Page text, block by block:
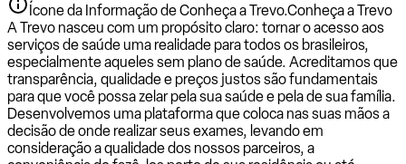
Ícone da Informação de Conheça a Trevo.Conheça a Trevo
A Trevo nasceu com um propósito claro: tornar o acesso aos
serviços de saúde uma realidade para todos os brasileiros,
especialmente aqueles sem plano de saúde. Acreditamos que
transparência, qualidade e preços justos são fundamentais
para que você possa zelar pela sua saúde e pela de sua família.
Desenvolvemos uma plataforma que coloca nas suas mãos a
decisão de onde realizar seus exames, levando em
consideração a qualidade dos nossos parceiros, a